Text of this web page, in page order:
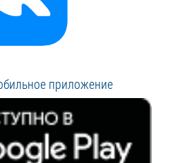
приложение